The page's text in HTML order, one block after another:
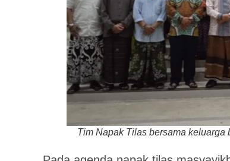
Tim Napak Tilas bersama keluarga